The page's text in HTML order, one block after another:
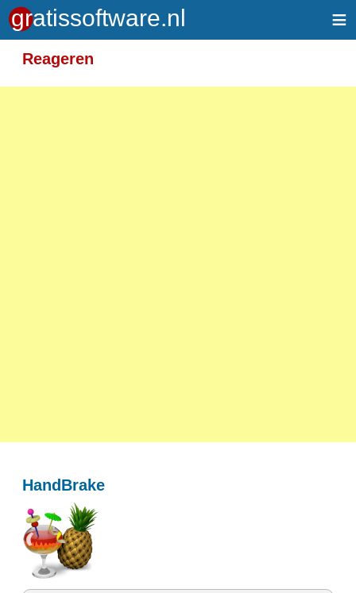
≡
Reageren
HandBrake